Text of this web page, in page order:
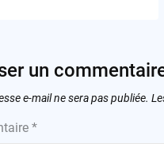
un
e-mail ne sera pas publiée.
*